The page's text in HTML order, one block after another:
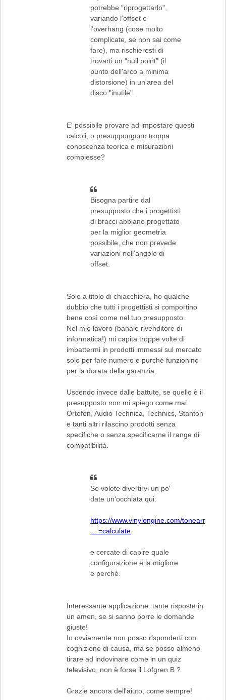
potrebbe "riprogettarlo",
variando l'offset e
l'overhang (cose molto
complicate, se non sai come
fare), ma rischieresti di
trovarti un "null point" (il
punto dell'arco a minima
distorsione) in un'area del
disco "inutile".
E' possibile provare ad impostare questi
calcoli, o presuppongono troppa
conoscenza teorica o misurazioni
complesse?
Bisogna partire dal
presupposto che i progettisti
di bracci abbiano progettato
per la miglior geometria
possibile, che non prevede
variazioni nell'angolo di
offset.
Solo a titolo di chiacchiera, ho qualche
dubbio che tutti i progettisti si comportino
bene così come nel tuo presupposto.
Nel mio lavoro (banale rivenditore di
informatica!) mi capita troppe volte di
imbattermi in prodotti immessi sul mercato
solo per fare numero e purché funzionino
per la durata della garanzia.
Uscendo invece dalle battute, se quello è il
presupposto non mi spiego come mai
Ortofon, Audio Technica, Technics, Stanton
e tanti altri rilascino prodotti senza
specifiche o senza specificarne il range di
compatibilità.
Se volete divertirvi un po'
date un'occhiata qui:
https://www.vinylengine.com/tonearm_ali
... =calculate
e cercate di capire quale
configurazione è la migliore
e perchè.
Interessante applicazione: tante risposte in
un amen, se si sanno porre le domande
giuste!
Io ovviamente non posso risponderti con
cognizione di causa, ma se posso almeno
tirare ad indovinare come in un quiz
televisivo, non è forse il Lofgren B ?
Grazie ancora dell'aiuto, come sempre!